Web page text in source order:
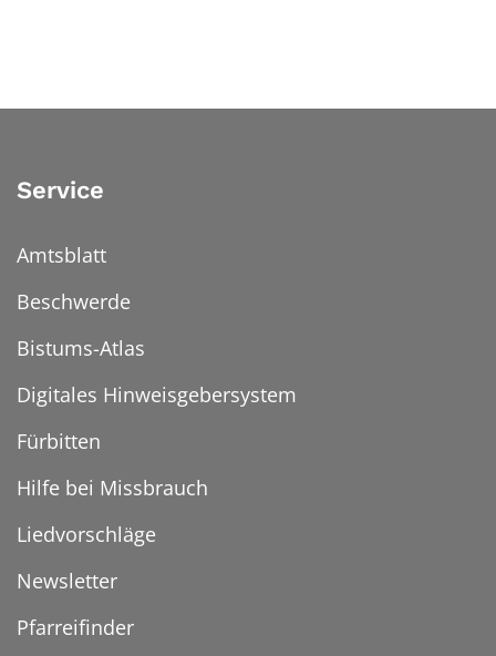
Service
Amtsblatt
Beschwerde
Bistums-Atlas
Digitales Hinweisgebersystem
Fürbitten
Hilfe bei Missbrauch
Liedvorschläge
Newsletter
Pfarreifinder